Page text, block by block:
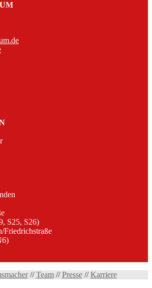
S25, S26)
Friedrichstraße
// Team // Presse // Karriere